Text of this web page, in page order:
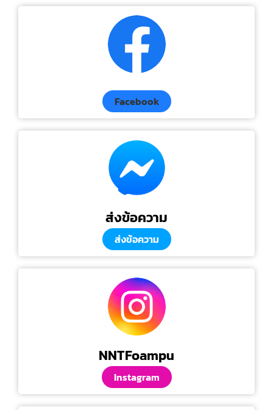
Facebook
ส่งข้อความ
ส่งข้อความ
NNTFoampu
Instagram